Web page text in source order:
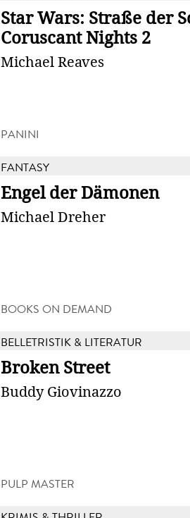
Star Wars: Straße der
Coruscant Nights 2
Michael Reaves
PANINI
FANTASY
Engel der Dämonen
Michael Dreher
BOOKS ON DEMAND
BELLETRISTIK & LITERATUR
Broken Street
Buddy Giovinazzo
PULP MASTER